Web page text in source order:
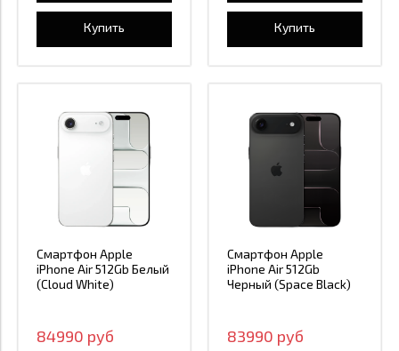
Купить Купить
Смартфон Apple
iPhone Air 512Gb Белый
(Cloud White)
84990 руб
Смартфон Apple
iPhone Air 512Gb
Черный (Space Black)
83990 руб